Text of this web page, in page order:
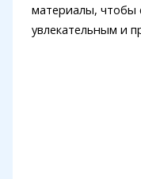
материалы, чтобы
увлекательным и